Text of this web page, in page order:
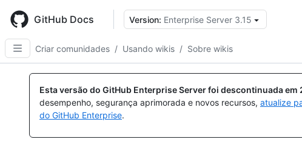
main
content
GitHub Docs Version: Enterprise Server 3.15
Criar comunidades / Usando wikis / Sobre wikis
Esta versão do GitHub Enterprise Server foi descontinuada em
desempenho, segurança aprimorada e novos recursos, atualize
do GitHub Enterprise.